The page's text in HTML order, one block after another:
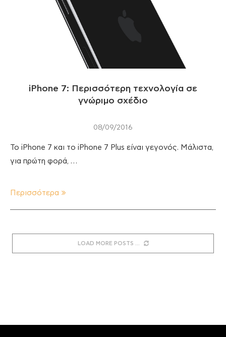
iPhone 7: Περισσότερη τεχνολογία σε
γνώριμο σχέδιο
08/09/2016
Το iPhone 7 και το iPhone 7 Plus είναι γεγονός. Μάλιστα,
για πρώτη φορά, …
Περισσότερα
LOAD MORE POSTS